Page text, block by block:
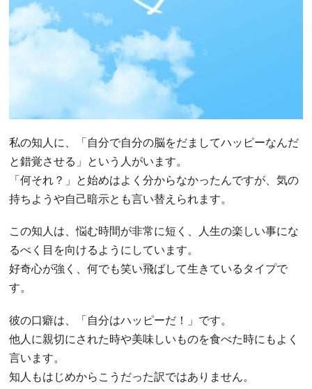
私の知人に、「自分で自分の脳をだましてハッピーなんだ
と錯覚させる」という人がいます。
「何それ？」と始めはよく分からなかったんですが、気の
持ちようや自己暗示とも言い替えられます。
この知人は、悩む時間が非常に短く、人生の楽しい事にな
るべく目を向けるようにしています。
好奇心が強く、何でも笑い飛ばして生きているタイプで
す。
彼の口癖は、「自分はハッピーだ！」です。
他人に親切にされた時や美味しいものを食べた時にもよく
言います。
知人もはじめからこうだった訳ではありません。